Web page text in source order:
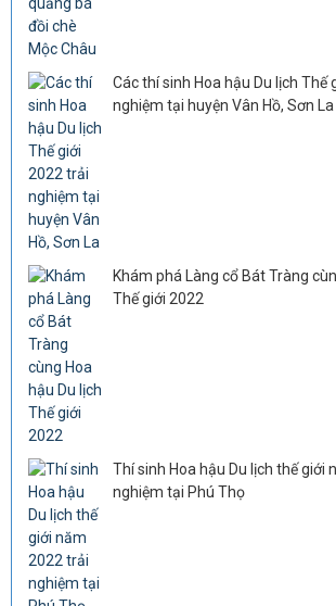
Các thí sinh Hoa hậu Du lịch Thế
nghiệm tại huyện Vân Hồ, Sơn La
Khám phá Làng cổ Bát Tràng
Thế giới 2022
Thí sinh Hoa hậu Du lịch thế giới
nghiệm tại Phú Thọ